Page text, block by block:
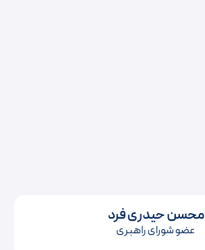
محسن حیدری فرد
عضو شورای راهبری